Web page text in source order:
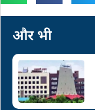
और भी